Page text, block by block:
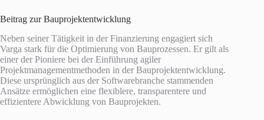
Beitrag zur Bauprojektentwicklung
Neben seiner Tätigkeit in der Finanzierung engagiert sich
Varga stark für die Optimierung von Bauprozessen. Er gilt als
einer der Pioniere bei der Einführung agiler
Projektmanagementmethoden in der Bauprojektentwicklung.
Diese ursprünglich aus der Softwarebranche stammenden
Ansätze ermöglichen eine flexiblere, transparentere und
effizientere Abwicklung von Bauprojekten.